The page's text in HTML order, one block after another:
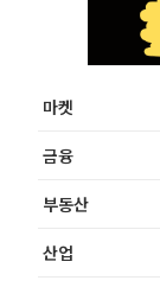
마켓
금융
부동산
산업